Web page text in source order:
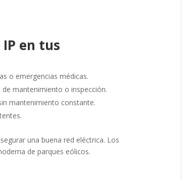
en tus
o emergencias médicas.
mantenimiento o inspección.
mantenimiento constante.
una buena red eléctrica. Los
de parques eólicos.